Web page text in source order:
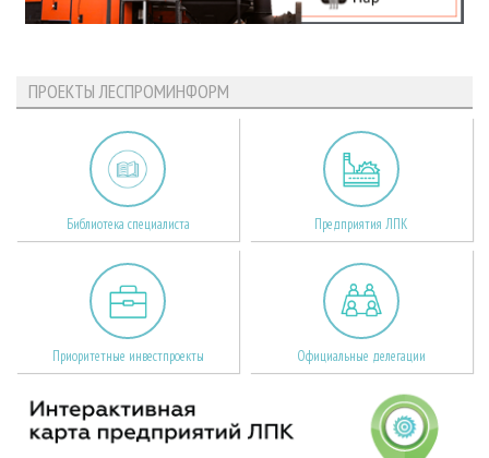
ПРОЕКТЫ ЛЕСПРОМИНФОРМ
Библиотека специалиста Предприятия ЛПК
Приоритетные инвестпроекты Официальные делегации